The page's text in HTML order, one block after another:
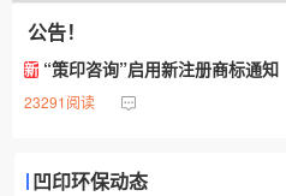
公告！
新 “策印咨询”启用新注册商标通知
23291阅读
凹印环保动态